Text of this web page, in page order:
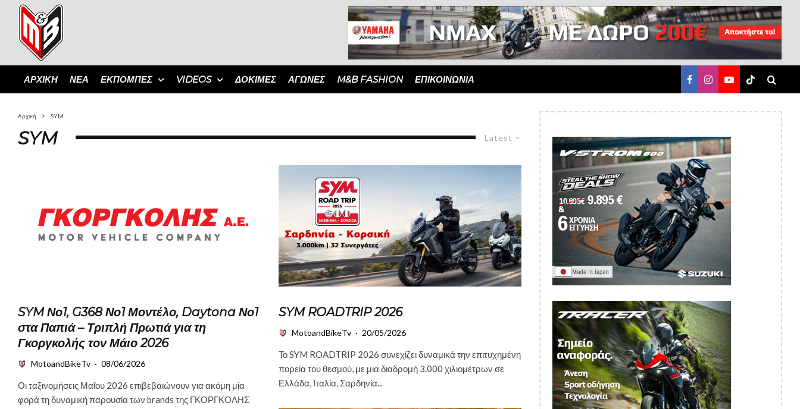
ΑΡΧΙΚΗ ΝΕΑ ΕΚΠΟΜΠΈΣ VIDEOS ΔΟΚΙΜΈΣ ΑΓΏΝΕΣ M&B FASHION ΕΠΙΚΟΙΝΩΝΙΑ
Αρχική SYM
Latest
SYM
SYM Νο1, G368 Νο1 Μοντέλο, Daytona Νο1
στα Παπιά – Τριπλή Πρωτιά για τη
Γκοργκολής τον Μάιο 2026
MotoandBikeTv · 08/06/2026
Οι ταξινομήσεις Μαΐου 2026 επιβεβαιώνουν για ακόμη μία
φορά τη δυναμική παρουσία των brands της ΓΚΟΡΓΚΟΛΗΣ
SYM ROADTRIP 2026
MotoandBikeTv · 20/05/2026
Το SYM ROADTRIP 2026 συνεχίζει δυναμικά την επιτυχημένη
πορεία του θεσμού, με μια διαδρομή 3.000 χιλιομέτρων σε
Ελλάδα, Ιταλία, Σαρδηνία...